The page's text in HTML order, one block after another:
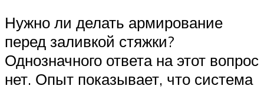
Нужно ли делать армирование
перед заливкой стяжки?
Однозначного ответа на этот вопрос
нет. Опыт показывает, что система